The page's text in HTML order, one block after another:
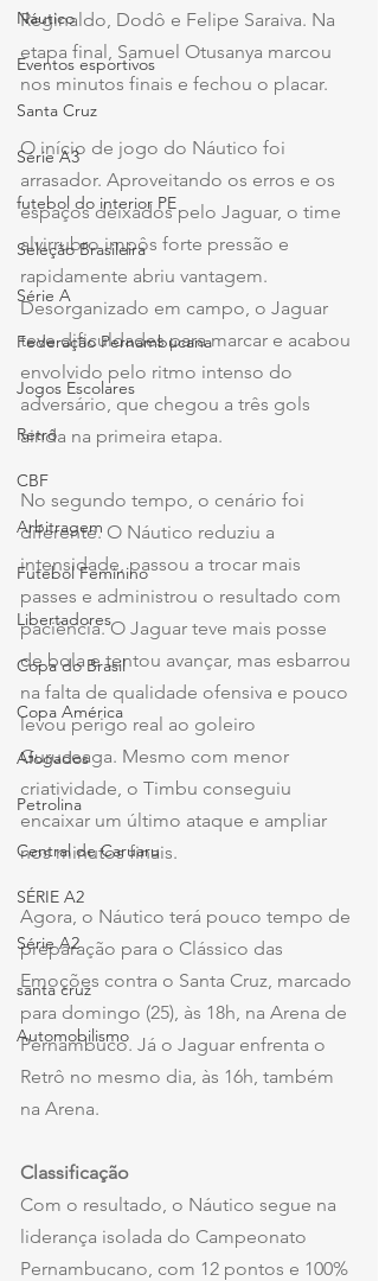
Náutico
Eventos esportivos
Santa Cruz
Série A3
futebol do interior PE
Seleção Brasileira
Série A
Federação Pernambucana
Jogos Escolares
Retrô
CBF
Arbitragem
Futebol Feminino
Libertadores
Copa do Brasil
Copa América
Afogados
Petrolina
Central de Caruaru
SÉRIE A2
Série A2
santa cruz
Automobilismo
Reginaldo, Dodô e Felipe Saraiva. Na
etapa final, Samuel Otusanya marcou
nos minutos finais e fechou o placar.
O início de jogo do Náutico foi
arrasador. Aproveitando os erros e os
espaços deixados pelo Jaguar, o time
alvirrubro impôs forte pressão e
rapidamente abriu vantagem.
Desorganizado em campo, o Jaguar
teve dificuldades para marcar e acabou
envolvido pelo ritmo intenso do
adversário, que chegou a três gols
ainda na primeira etapa.
No segundo tempo, o cenário foi
diferente. O Náutico reduziu a
intensidade, passou a trocar mais
passes e administrou o resultado com
paciência. O Jaguar teve mais posse
de bola e tentou avançar, mas esbarrou
na falta de qualidade ofensiva e pouco
levou perigo real ao goleiro
Guruceaga. Mesmo com menor
criatividade, o Timbu conseguiu
encaixar um último ataque e ampliar
nos minutos finais.
Agora, o Náutico terá pouco tempo de
preparação para o Clássico das
Emoções contra o Santa Cruz, marcado
para domingo (25), às 18h, na Arena de
Pernambuco. Já o Jaguar enfrenta o
Retrô no mesmo dia, às 16h, também
na Arena.
Classificação
Com o resultado, o Náutico segue na
liderança isolada do Campeonato
Pernambucano, com 12 pontos e 100%